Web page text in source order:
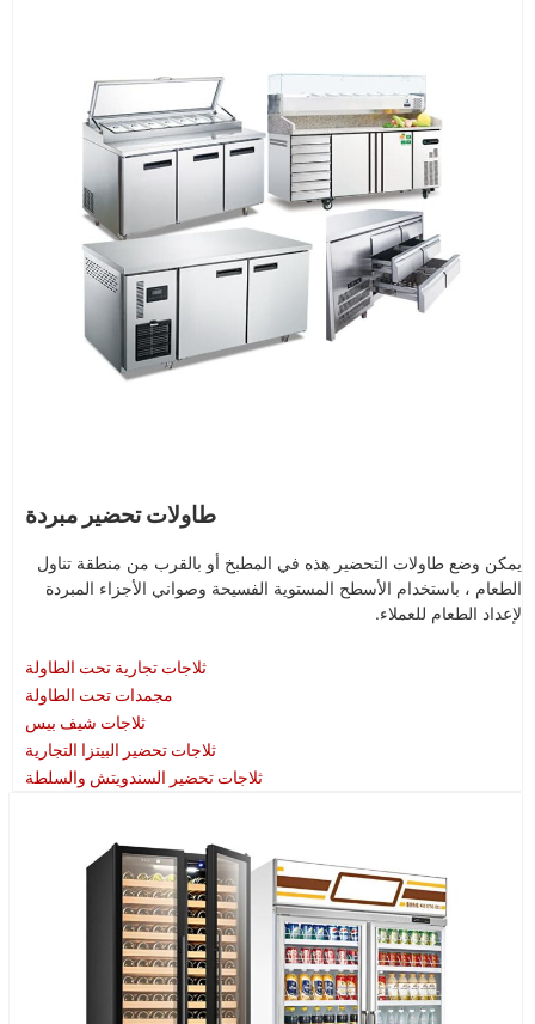
طاولات تحضير مبردة
يمكن وضع طاولات التحضير هذه في المطبخ أو بالقرب من منطقة تناول
الطعام ، باستخدام الأسطح المستوية الفسيحة وصواني الأجزاء المبردة
لإعداد الطعام للعملاء.
ثلاجات تجارية تحت الطاولة
مجمدات تحت الطاولة
ثلاجات شيف بيس
ثلاجات تحضير البيتزا التجارية
ثلاجات تحضير السندويتش والسلطة